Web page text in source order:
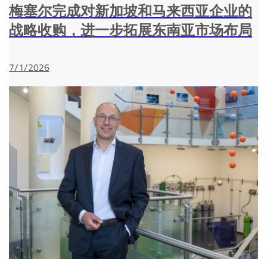
梅塞尔完成对新加坡和马来西亚企业的
战略收购，进一步拓展东南亚市场布局
7/1/2026